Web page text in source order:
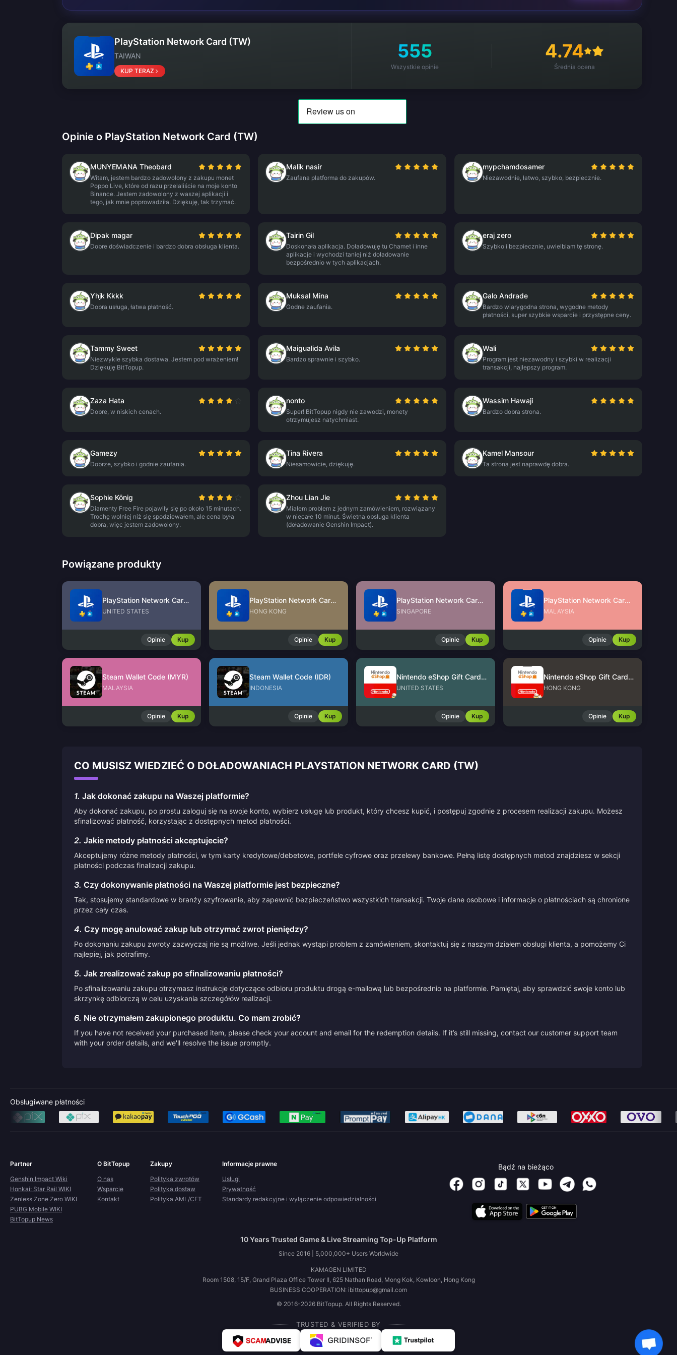
PlayStation Network Card (TW)
TAIWAN
KUP TERAZ
555
Wszystkie opinie
4.74
Średnia ocena
Opinie o PlayStation Network Card (TW)
MUNYEMANA Theobard
Witam, jestem bardzo zadowolony z zakupu monet
Poppo Live, które od razu przelaliście na moje konto
Binance. Jestem zadowolony z waszej aplikacji i
tego, jak mnie poprowadziła. Dziękuję, tak trzymać.
Malik nasir
Zaufana platforma do zakupów.
mypchamdosamer
Niezawodnie, łatwo, szybko, bezpiecznie.
Dipak magar
Dobre doświadczenie i bardzo dobra obsługa klienta.
Tairin Gil
Doskonała aplikacja. Doładowuję tu Chamet i inne
aplikacje i wychodzi taniej niż doładowanie
bezpośrednio w tych aplikacjach.
eraj zero
Szybko i bezpiecznie, uwielbiam tę stronę.
Yhjk Kkkk
Dobra usługa, łatwa płatność.
Muksal Mina
Godne zaufania.
Galo Andrade
Bardzo wiarygodna strona, wygodne metody
płatności, super szybkie wsparcie i przystępne ceny.
Tammy Sweet
Niezwykle szybka dostawa. Jestem pod wrażeniem!
Dziękuję BitTopup.
Maigualida Avila
Bardzo sprawnie i szybko.
Wali
Program jest niezawodny i szybki w realizacji
transakcji, najlepszy program.
Zaza Hata
Dobre, w niskich cenach.
nonto
Super! BitTopup nigdy nie zawodzi, monety
otrzymujesz natychmiast.
Wassim Hawaji
Bardzo dobra strona.
Gamezy
Dobrze, szybko i godnie zaufania.
Tina Rivera
Niesamowicie, dziękuję.
Kamel Mansour
Ta strona jest naprawdę dobra.
Sophie König
Diamenty Free Fire pojawiły się po około 15 minutach.
Trochę wolniej niż się spodziewałem, ale cena była
dobra, więc jestem zadowolony.
Zhou Lian Jie
Miałem problem z jednym zamówieniem, rozwiązany
w niecałe 10 minut. Świetna obsługa klienta
(doładowanie Genshin Impact).
Powiązane produkty
PlayStation Network Card (US)
UNITED STATES
Opinie Kup
PlayStation Network Card (HK)
HONG KONG
Opinie Kup
PlayStation Network Card (SG)
SINGAPORE
Opinie Kup
PlayStation Network Card (MY)
MALAYSIA
Opinie Kup
Steam Wallet Code (MYR)
MALAYSIA
Opinie Kup
Steam Wallet Code (IDR)
INDONESIA
Opinie Kup
Nintendo eShop Gift Card (US)
UNITED STATES
Opinie Kup
Nintendo eShop Gift Card (HK)
HONG KONG
Opinie Kup
CO MUSISZ WIEDZIEĆ O DOŁADOWANIACH PLAYSTATION NETWORK CARD (TW)
1. Jak dokonać zakupu na Waszej platformie?
Aby dokonać zakupu, po prostu zaloguj się na swoje konto, wybierz usługę lub produkt, który chcesz kupić, i postępuj zgodnie z procesem realizacji zakupu. Możesz
sfinalizować płatność, korzystając z dostępnych metod płatności.
2. Jakie metody płatności akceptujecie?
Akceptujemy różne metody płatności, w tym karty kredytowe/debetowe, portfele cyfrowe oraz przelewy bankowe. Pełną listę dostępnych metod znajdziesz w sekcji
płatności podczas finalizacji zakupu.
3. Czy dokonywanie płatności na Waszej platformie jest bezpieczne?
Tak, stosujemy standardowe w branży szyfrowanie, aby zapewnić bezpieczeństwo wszystkich transakcji. Twoje dane osobowe i informacje o płatnościach są chronione
przez cały czas.
4. Czy mogę anulować zakup lub otrzymać zwrot pieniędzy?
Po dokonaniu zakupu zwroty zazwyczaj nie są możliwe. Jeśli jednak wystąpi problem z zamówieniem, skontaktuj się z naszym działem obsługi klienta, a pomożemy Ci
najlepiej, jak potrafimy.
5. Jak zrealizować zakup po sfinalizowaniu płatności?
Po sfinalizowaniu zakupu otrzymasz instrukcje dotyczące odbioru produktu drogą e-mailową lub bezpośrednio na platformie. Pamiętaj, aby sprawdzić swoje konto lub
skrzynkę odbiorczą w celu uzyskania szczegółów realizacji.
6. Nie otrzymałem zakupionego produktu. Co mam zrobić?
If you have not received your purchased item, please check your account and email for the redemption details. If it’s still missing, contact our customer support team
with your order details, and we'll resolve the issue promptly.
Obsługiwane płatności
Partner
Genshin Impact Wiki
Honkai: Star Rail WIKI
Zenless Zone Zero WIKI
PUBG Mobile WIKI
BitTopup News
O BitTopup
O nas
Wsparcie
Kontakt
Zakupy
Polityka zwrotów
Polityka dostaw
Polityka AML/CFT
Informacje prawne
Usługi
Prywatność
Standardy redakcyjne i wyłączenie odpowiedzialności
Bądź na bieżąco
10 Years Trusted Game & Live Streaming Top-Up Platform
Since 2016 | 5,000,000+ Users Worldwide
KAMAGEN LIMITED
Room 1508, 15/F, Grand Plaza Office Tower II, 625 Nathan Road, Mong Kok, Kowloon, Hong Kong
BUSINESS COOPERATION: ibittopup@gmail.com
© 2016-2026 BitTopup. All Rights Reserved.
TRUSTED & VERIFIED BY